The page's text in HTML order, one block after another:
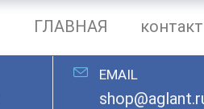
ГЛАВНАЯ
EMAIL